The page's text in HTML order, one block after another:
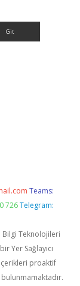
Teams:
726 Telegram:
Bilgi Teknolojileri
Yer Sağlayıcı
proaktif